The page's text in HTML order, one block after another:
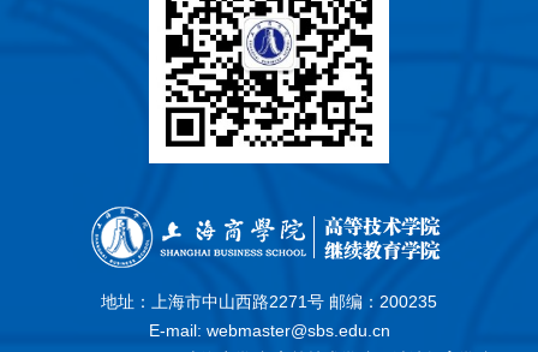
地址：上海市中山西路2271号 邮编：200235
E-mail: webmaster@sbs.edu.cn